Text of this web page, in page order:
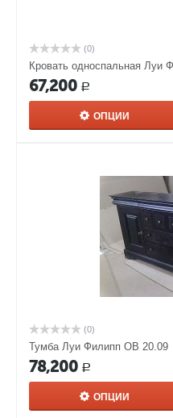
(0)
Кровать односпальная Луи
67,200 Р
ОПЦИИ
(0)
Тумба Луи Филипп ОВ 20.09
78,200 Р
ОПЦИИ